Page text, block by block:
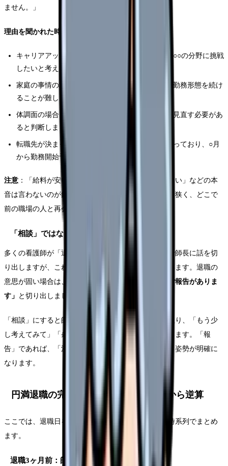
ません。」
理由を聞かれた時：
キャリアアップの場合：「以前から興味があった○○の分野に挑戦
したいと考えております」
家庭の事情の場合：「家庭の事情により、現在の勤務形態を続け
ることが難しくなりました」
体調面の場合：「体調面を考慮し、今の働き方を見直す必要があ
ると判断しました」
転職先が決まっている場合：「次の就業先が決まっており、○月
から勤務開始予定です」
注意 ：「給料が安い」「人間関係が悪い」「残業が多い」などの本
音は言わないのが鉄則です。退職後も看護師の世界は狭く、どこで
前の職場の人と再会するかわかりません。
「相談」ではなく「報告」として伝える
多くの看護師が「退職を相談する」というスタンスで師長に話を切
り出しますが、これは引き止めの余地を与えてしまいます。退職の
意思が固い場合は、
「ご相談ですが…」ではなく「ご報告がありま
す」 と切り出しましょう。
「相談」にすると師長は「まだ迷っている」と受け取り、「もう少
し考えてみて」「条件を改善する」と引き止めに入ります。「報
告」であれば、「決まったことを伝えている」という姿勢が明確に
なります。
円満退職の完全スケジュール｜退職日から逆算
ここでは、退職日を基準に「いつ何をすべきか」を時系列でまとめ
ます。
退職3ヶ月前：師長に退職を伝える